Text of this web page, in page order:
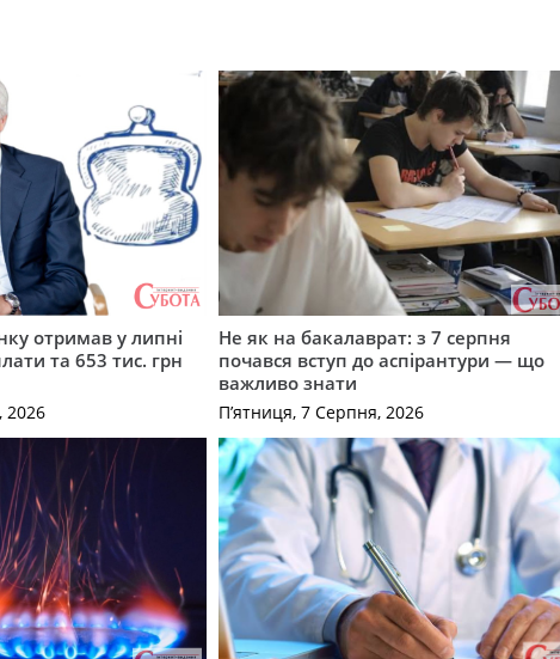
отримав у липні
та 653 тис. грн
2026
Не як на бакалаврат: з 7 серпня
почався вступ до аспірантури — що
важливо знати
П’ятниця, 7 Серпня, 2026